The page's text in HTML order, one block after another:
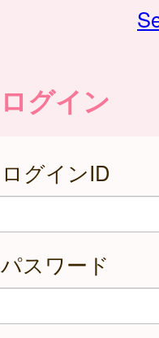
ログイン
ログインID
パスワード